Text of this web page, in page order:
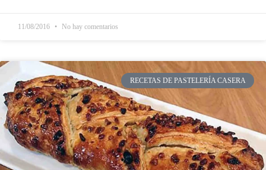
11/08/2016 No hay comentarios
RECETAS DE PASTELERÍA CASERA